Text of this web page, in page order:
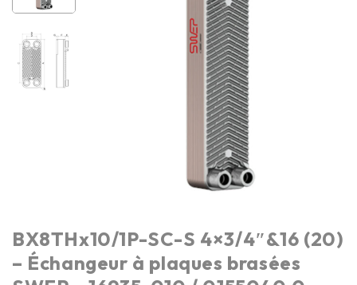
BX8THx10/1P-SC-S 4×3/4″&16 (20)
– Échangeur à plaques brasées